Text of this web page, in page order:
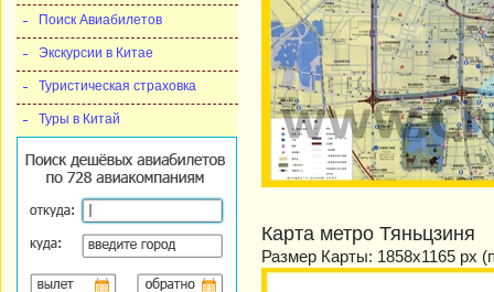
Карта метро Тяньцзиня
Размер Карты: 1858x1165 px
Поиск Авиабилетов
Экскурсии в Китае
Туристическая страховка
Туры в Китай